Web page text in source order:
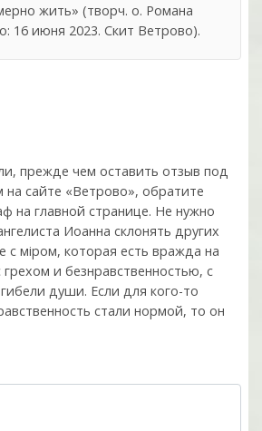
жить» (творч. о. Романа
июня 2023. Скит Ветрово).
прежде чем оставить отзыв под
сайте «Ветрово», обратите
на главной странице. Не нужно
Иоанна склонять других
с мiром, которая есть вражда на
и без­нрав­ствен­ностью, с
души. Если для кого-то
стали нормой, то он